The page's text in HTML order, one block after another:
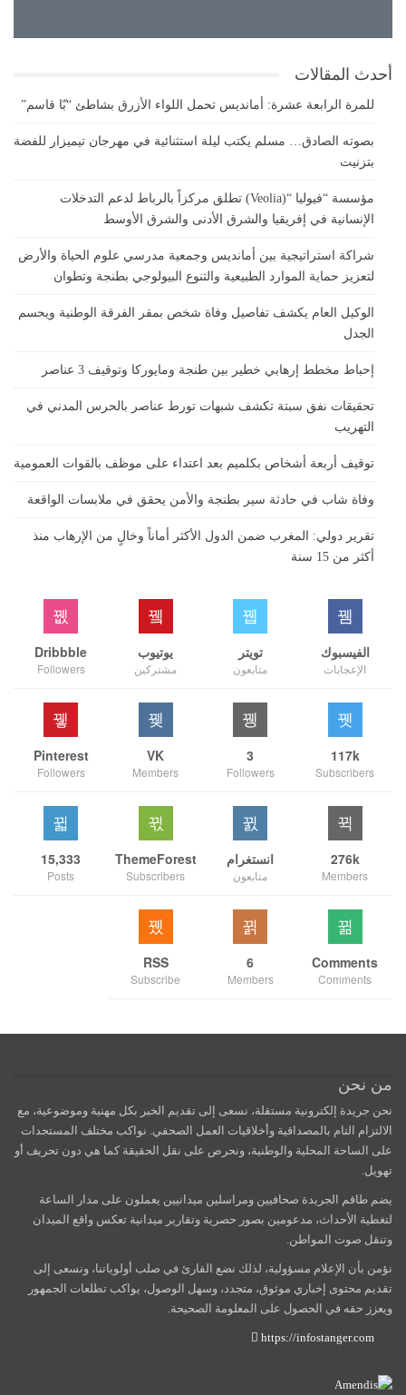
أحدث المقالات
للمرة الرابعة عشرة: أمانديس تحمل اللواء الأزرق بشاطئ “بّا قاسم”
بصوته الصادق… مسلم يكتب ليلة استثنائية في مهرجان تيميزار للفضة
بتزنيت
مؤسسة “فيوليا “(Veolia) تطلق مركزاً بالرباط لدعم التدخلات
الإنسانية في إفريقيا والشرق الأدنى والشرق الأوسط
شراكة استراتيجية بين أمانديس وجمعية مدرسي علوم الحياة والأرض
لتعزيز حماية الموارد الطبيعية والتنوع البيولوجي بطنجة وتطوان
الوكيل العام يكشف تفاصيل وفاة شخص بمقر الفرقة الوطنية ويحسم
الجدل
إحباط مخطط إرهابي خطير بين طنجة ومايوركا وتوقيف 3 عناصر
تحقيقات نفق سبتة تكشف شبهات تورط عناصر بالحرس المدني في
التهريب
توقيف أربعة أشخاص بكلميم بعد اعتداء على موظف بالقوات العمومية
وفاة شاب في حادثة سير بطنجة والأمن يحقق في ملابسات الواقعة
تقرير دولي: المغرب ضمن الدول الأكثر أماناً وخالٍ من الإرهاب منذ
أكثر من 15 سنة
الفيسبوك
الإعجابات
تويتر
متابعون
يوتيوب
مشتركين
Dribbble
Followers
117k
Subscribers
3
Followers
VK
Members
Pinterest
Followers
276k
Members
انستغرام
متابعون
ThemeForest
Subscribers
15,333
Posts
Comments
Comments
6
Members
RSS
Subscribe
من نحن
نحن جريدة إلكترونية مستقلة، نسعى إلى تقديم الخبر بكل مهنية وموضوعية، مع
الالتزام التام بالمصداقية وأخلاقيات العمل الصحفي. نواكب مختلف المستجدات
على الساحة المحلية والوطنية، ونحرص على نقل الحقيقة كما هي دون تحريف أو
تهويل.
يضم طاقم الجريدة صحافيين ومراسلين ميدانيين يعملون على مدار الساعة
لتغطية الأحداث، مدعومين بصور حصرية وتقارير ميدانية تعكس واقع الميدان
وتنقل صوت المواطن.
نؤمن بأن الإعلام مسؤولية، لذلك نضع القارئ في صلب أولوياتنا، ونسعى إلى
تقديم محتوى إخباري موثوق، متجدد، وسهل الوصول، يواكب تطلعات الجمهور
ويعزز حقه في الحصول على المعلومة الصحيحة.
https://infostanger.com